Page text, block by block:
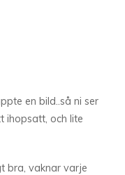
en bild..så ni ser
ihopsatt, och lite
bra, vaknar varje